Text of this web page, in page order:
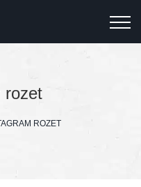
rozet
ROZET